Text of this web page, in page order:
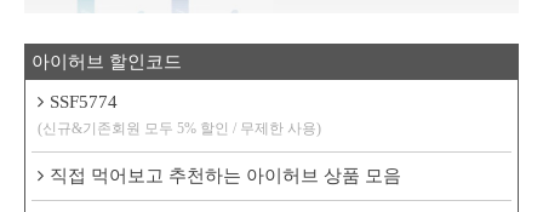
아이허브 할인코드
SSF5774
(신규&기존회원 모두 5% 할인 / 무제한 사용)
직접 먹어보고 추천하는 아이허브 상품 모음